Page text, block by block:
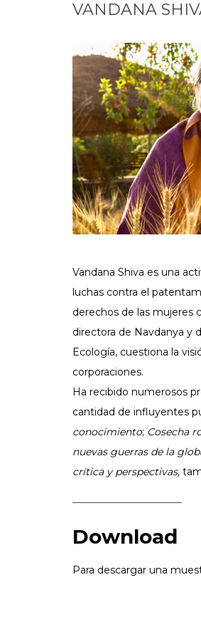
VANDANA
Vandana Shiva es una
luchas contra el
derechos de las mujeres
directora de Navdanya y
Ecología, cuestiona la
corporaciones.
Ha recibido numerosos
cantidad de influyentes
conocimiento; Cosecha
nuevas guerras de la
crítica y perspectivas,
––––––––––––––––––––––
Download
Para descargar una